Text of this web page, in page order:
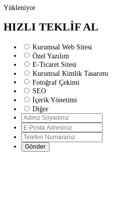
Yükleniyor
HIZLI TEKLİF AL
Kurumsal Web Sitesi
Özel Yazılım
E-Ticaret Sitesi
Kurumsal Kimlik Tasarımı
Fotoğraf Çekimi
SEO
İçerik Yönetimi
Diğer